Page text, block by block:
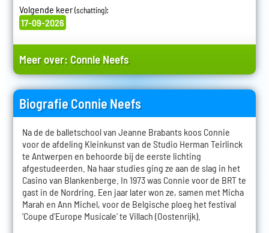
Volgende keer(schatting):
17-09-2026
Meer over: Connie Neefs
Biografie Connie Neefs
Na de de balletschool van Jeanne Brabants koos Connie
voor de afdeling Kleinkunst van de Studio Herman Teirlinck
te Antwerpen en behoorde bij de eerste lichting
afgestudeerden. Na haar studies ging ze aan de slag in het
Casino van Blankenberge. In 1973 was Connie voor de BRT te
gast in de Nordring. Een jaar later won ze, samen met Micha
Marah en Ann Michel, voor de Belgische ploeg het festival
'Coupe d'Europe Musicale' te Villach (Oostenrijk).